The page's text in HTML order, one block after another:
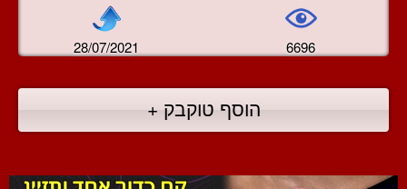
28/07/2021 6696
הוסף טוקבק +